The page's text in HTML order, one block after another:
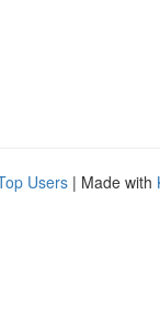
Users | Made with